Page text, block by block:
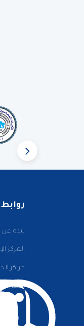
نبذة عن
المركز
مراكز
اتصل بنا